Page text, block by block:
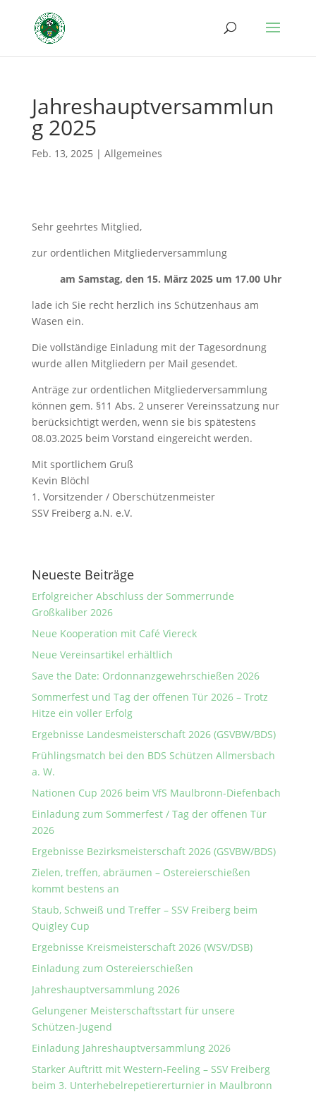
Jahreshauptversammlun
g 2025
Feb. 13, 2025 | Allgemeines
Sehr geehrtes Mitglied,
zur ordentlichen Mitgliederversammlung
am Samstag, den 15. März 2025 um 17.00 Uhr
lade ich Sie recht herzlich ins Schützenhaus am
Wasen ein.
Die vollständige Einladung mit der Tagesordnung
wurde allen Mitgliedern per Mail gesendet.
Anträge zur ordentlichen Mitgliederversammlung
können gem. §11 Abs. 2 unserer Vereinssatzung nur
berücksichtigt werden, wenn sie bis spätestens
08.03.2025 beim Vorstand eingereicht werden.
Mit sportlichem Gruß
Kevin Blöchl
1. Vorsitzender / Oberschützenmeister
SSV Freiberg a.N. e.V.
Neueste Beiträge
Erfolgreicher Abschluss der Sommerrunde
Großkaliber 2026
Neue Kooperation mit Café Viereck
Neue Vereinsartikel erhältlich
Save the Date: Ordonnanzgewehrschießen 2026
Sommerfest und Tag der offenen Tür 2026 – Trotz
Hitze ein voller Erfolg
Ergebnisse Landesmeisterschaft 2026 (GSVBW/BDS)
Frühlingsmatch bei den BDS Schützen Allmersbach
a. W.
Nationen Cup 2026 beim VfS Maulbronn-Diefenbach
Einladung zum Sommerfest / Tag der offenen Tür
2026
Ergebnisse Bezirksmeisterschaft 2026 (GSVBW/BDS)
Zielen, treffen, abräumen – Ostereierschießen
kommt bestens an
Staub, Schweiß und Treffer – SSV Freiberg beim
Quigley Cup
Ergebnisse Kreismeisterschaft 2026 (WSV/DSB)
Einladung zum Ostereierschießen
Jahreshauptversammlung 2026
Gelungener Meisterschaftsstart für unsere
Schützen-Jugend
Einladung Jahreshauptversammlung 2026
Starker Auftritt mit Western-Feeling – SSV Freiberg
beim 3. Unterhebelrepetiererturnier in Maulbronn